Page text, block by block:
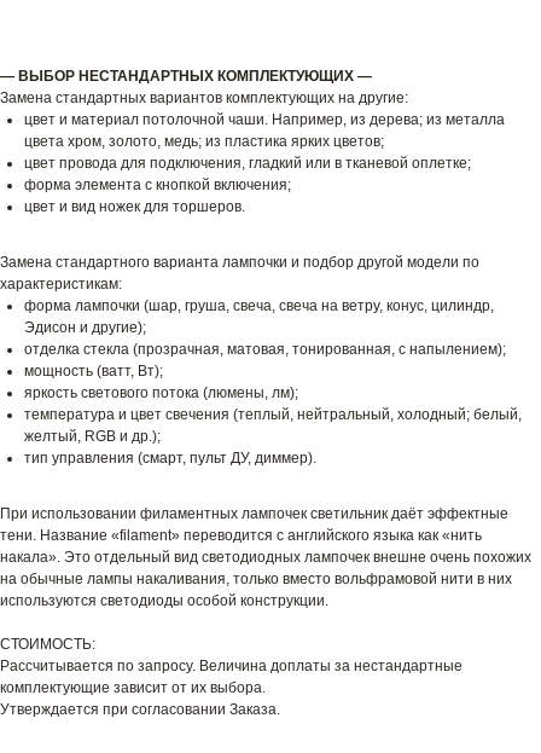
— ВЫБОР НЕСТАНДАРТНЫХ КОМПЛЕКТУЮЩИХ —
Замена стандартных вариантов комплектующих на другие:
цвет и материал потолочной чаши. Например, из дерева; из металла
цвета хром, золото, медь; из пластика ярких цветов;
цвет провода для подключения, гладкий или в тканевой оплетке;
форма элемента с кнопкой включения;
цвет и вид ножек для торшеров.
Замена стандартного варианта лампочки и подбор другой модели по
характеристикам:
форма лампочки (шар, груша, свеча, свеча на ветру, конус, цилиндр,
Эдисон и другие);
отделка стекла (прозрачная, матовая, тонированная, с напылением);
мощность (ватт, Вт);
яркость светового потока (люмены, лм);
температура и цвет свечения (теплый, нейтральный, холодный; белый,
желтый, RGB и др.);
тип управления (смарт, пульт ДУ, диммер).
При использовании филаментных лампочек светильник даёт эффектные
тени. Название «filament» переводится с английского языка как «нить
накала». Это отдельный вид светодиодных лампочек внешне очень похожих
на обычные лампы накаливания, только вместо вольфрамовой нити в них
используются светодиоды особой конструкции.
СТОИМОСТЬ:
Рассчитывается по запросу. Величина доплаты за нестандартные
комплектующие зависит от их выбора.
Утверждается при согласовании Заказа.